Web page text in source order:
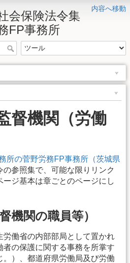
内容へ移動
会保険法令集
FP事務所
機関（労働
所の菅野労務FP事務所（茨城県
の参照集で、可能な限りリンク
ジ基本は章ごとのページにし
機関の職員等）
働省の内部部局として置かれ
者の保護に関する事務を所掌す
。）、都道府県労働局及び労働